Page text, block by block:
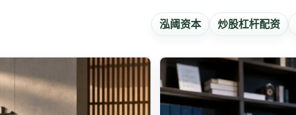
泓阈资本 炒股杠杆配资